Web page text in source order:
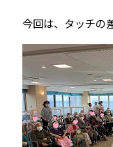
今回は、タッチの